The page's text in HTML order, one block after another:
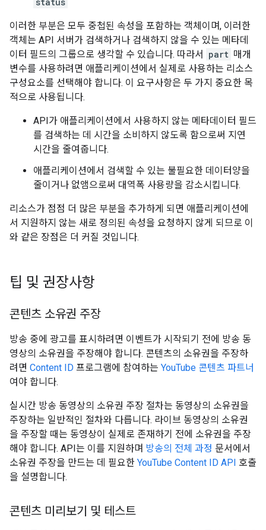
이러한 부분은 모두 중첩된 속성을 포함하는 객체이며, 이러한
객체는 API 서버가 검색하거나 검색하지 않을 수 있는 메타데
이터 필드의 그룹으로 생각할 수 있습니다. 따라서
part 매개
변수를 사용하려면 애플리케이션에서 실제로 사용하는 리소스
구성요소를 선택해야 합니다. 이 요구사항은 두 가지 중요한 목
적으로 사용됩니다.
API가 애플리케이션에서 사용하지 않는 메타데이터 필드
를 검색하는 데 시간을 소비하지 않도록 함으로써 지연
시간을 줄여줍니다.
애플리케이션에서 검색할 수 있는 불필요한 데이터양을
줄이거나 없앰으로써 대역폭 사용량을 감소시킵니다.
리소스가 점점 더 많은 부분을 추가하게 되면 애플리케이션에
서 지원하지 않는 새로 정의된 속성을 요청하지 않게 되므로 이
와 같은 장점은 더 커질 것입니다.
팁 및 권장사항
콘텐츠 소유권 주장
방송 중에 광고를 표시하려면 이벤트가 시작되기 전에 방송 동
영상의 소유권을 주장해야 합니다. 콘텐츠의 소유권을 주장하
려면 Content ID 프로그램에 참여하는 YouTube 콘텐츠 파트너
여야 합니다.
실시간 방송 동영상의 소유권 주장 절차는 동영상의 소유권을
주장하는 일반적인 절차와 다릅니다. 라이브 동영상의 소유권
을 주장할 때는 동영상이 실제로 존재하기 전에 소유권을 주장
해야 합니다. API는 이를 지원하며 방송의 전체 과정 문서에서
소유권 주장을 만드는 데 필요한 YouTube Content ID API 호출
을 설명합니다.
콘텐츠 미리보기 및 테스트